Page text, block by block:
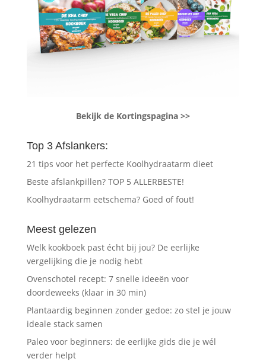
Bekijk de Kortingspagina >>
Top 3 Afslankers:
21 tips voor het perfecte Koolhydraatarm dieet
Beste afslankpillen? TOP 5 ALLERBESTE!
Koolhydraatarm eetschema? Goed of fout!
Meest gelezen
Welk kookboek past écht bij jou? De eerlijke
vergelijking die je nodig hebt
Ovenschotel recept: 7 snelle ideeën voor
doordeweeks (klaar in 30 min)
Plantaardig beginnen zonder gedoe: zo stel je jouw
ideale stack samen
Paleo voor beginners: de eerlijke gids die je wél
verder helpt